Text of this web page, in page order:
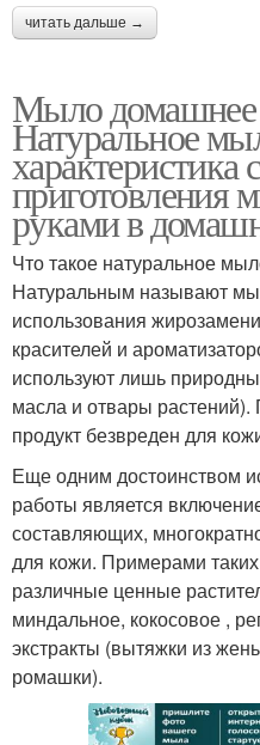
читать дальше →
Мыло домашнее
Натуральное
характеристика
приготовления
руками в
Что такое натуральное
Натуральным называют
использования
красителей и
используют лишь
масла и отвары растений).
продукт безвреден для
Еще одним достоинством
работы является
составляющих,
для кожи. Примерами
различные ценные
миндальное, кокосовое ,
экстракты (вытяжки из
ромашки).